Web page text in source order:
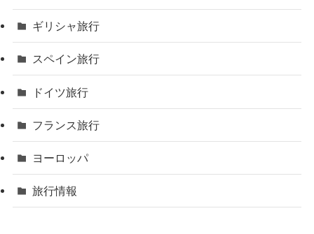
ギリシャ旅行
スペイン旅行
ドイツ旅行
フランス旅行
ヨーロッパ
旅行情報